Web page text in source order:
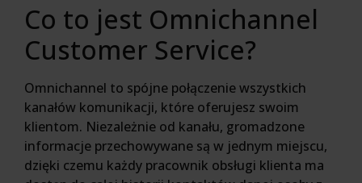
Co to jest Omnichannel
Customer Service?
Omnichannel to spójne połączenie wszystkich
kanałów komunikacji, które oferujesz swoim
klientom. Niezależnie od kanału, gromadzone
informacje przechowywane są w jednym miejscu,
dzięki czemu każdy pracownik obsługi klienta ma